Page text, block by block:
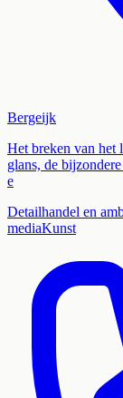
Bergeijk
Het breken van het
glans, de
e
Detailhandel en
mediaKunst